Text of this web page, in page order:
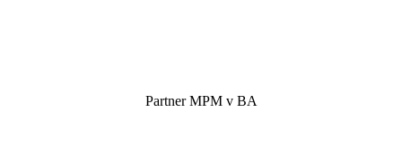
Partner MPM v BA